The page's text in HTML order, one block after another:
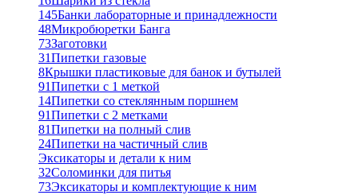
145Банки лабораторные и принадлежности
48Микробюретки Банга
73Заготовки
31Пипетки газовые
8Крышки пластиковые для банок и бутылей
91Пипетки с 1 меткой
14Пипетки со стеклянным поршнем
91Пипетки с 2 метками
81Пипетки на полный слив
24Пипетки на частичный слив
Эксикаторы и детали к ним
32Соломинки для питья
73Эксикаторы и комплектующие к ним